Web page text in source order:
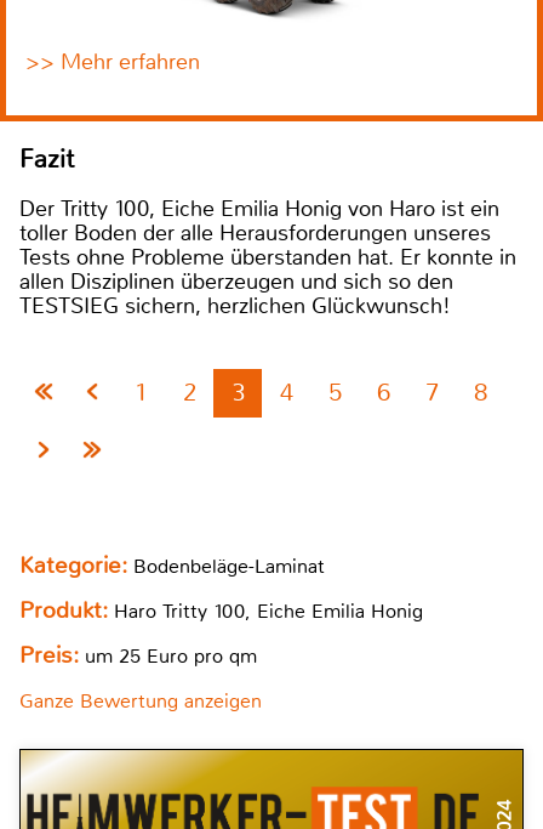
>> Mehr erfahren
Fazit
Der Tritty 100, Eiche Emilia Honig von Haro ist ein
toller Boden der alle Herausforderungen unseres
Tests ohne Probleme überstanden hat. Er konnte in
allen Disziplinen überzeugen und sich so den
TESTSIEG sichern, herzlichen Glückwunsch!
1 2 3 4 5 6 7 8
Kategorie: Bodenbeläge-Laminat
Produkt: Haro Tritty 100, Eiche Emilia Honig
Preis: um 25 Euro pro qm
Ganze Bewertung anzeigen